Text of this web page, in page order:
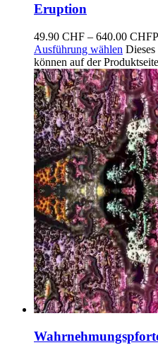
Eruption
49.90 CHF – 640.00 CHF
Ausführung wählen
können auf der